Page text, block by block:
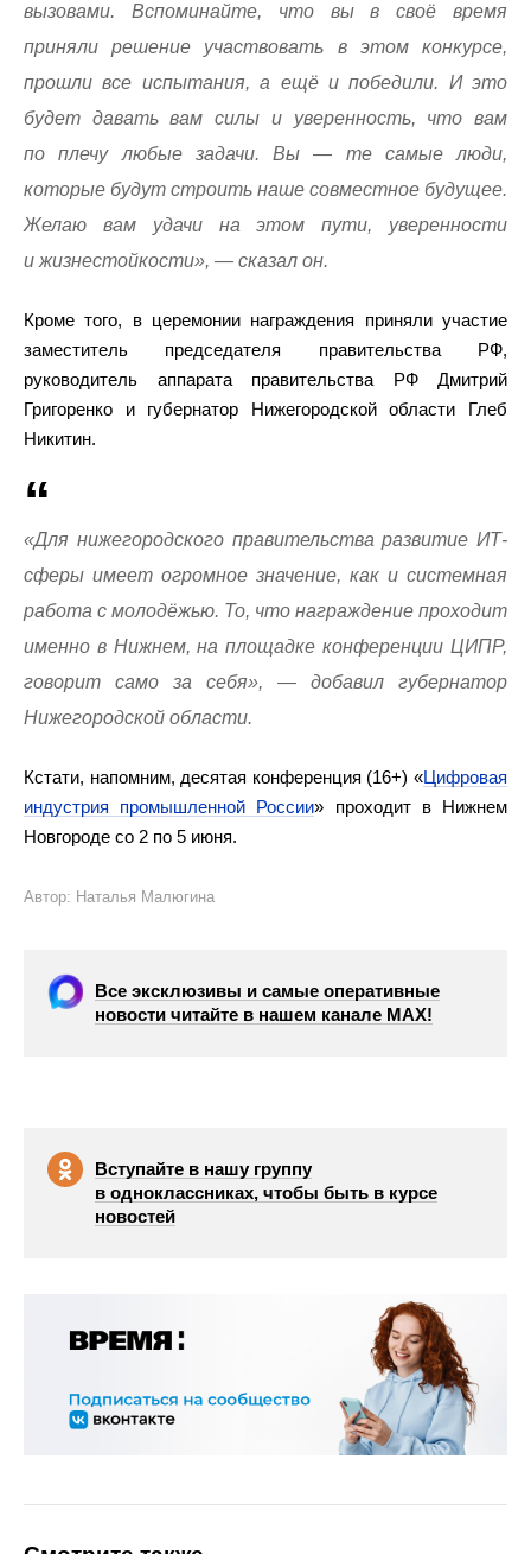
вызовами. Вспоминайте, что вы в своё время
приняли решение участвовать в этом конкурсе,
прошли все испытания, а ещё и победили. И это
будет давать вам силы и уверенность, что вам
по плечу любые задачи. Вы — те самые люди,
которые будут строить наше совместное будущее.
Желаю вам удачи на этом пути, уверенности
и жизнестойкости», — сказал он.
Кроме того, в церемонии награждения приняли участие
заместитель председателя правительства РФ,
руководитель аппарата правительства РФ Дмитрий
Григоренко и губернатор Нижегородской области Глеб
Никитин.
«Для нижегородского правительства развитие ИТ-
сферы имеет огромное значение, как и системная
работа с молодёжью. То, что награждение проходит
именно в Нижнем, на площадке конференции ЦИПР,
говорит само за себя», — добавил губернатор
Нижегородской области.
Кстати, напомним, десятая конференция (16+) «Цифровая
индустрия промышленной России» проходит в Нижнем
Новгороде со 2 по 5 июня.
Автор: Наталья Малюгина
Все эксклюзивы и самые оперативные
новости читайте в нашем канале МАХ!
Вступайте в нашу группу
в одноклассниках, чтобы быть в курсе
новостей